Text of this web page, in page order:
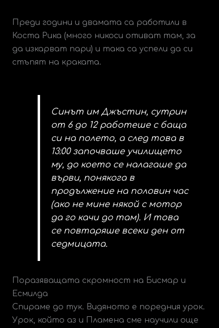
Преди години и двамата са работили в
Коста Рика (много никоси отиват там, за
да изкарват пари) и така са успели да си
стъпят на краката.
Синът им Джъстин, сутрин
от 6 до 12 работеше с баща
си на полето, а след това в
13:00 започваше училището
му, до което се налагаше да
върви, понякога в
продължение на половин час
(ако не мине някой с мотор
да го качи до там). И това
се повтаряше всеки ден от
седмицата.
Поразяващата скромност на Бисмар и
Есмилда
Спираме до тук. Видяното е поредния урок.
Урок, който аз и Пламена сме научили още